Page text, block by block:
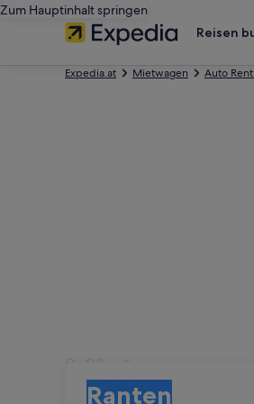
Zum Hauptinhalt springen
Reisen
Expedia.at Mietwagen Auto
Mietwagen
Ranten